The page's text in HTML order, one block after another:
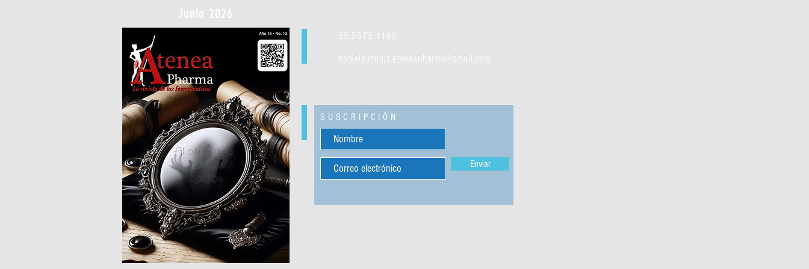
Junio 2026
55 5575 1100
SUSCRIPCIÓN
Enviar
daniela.muniz.ateneapharma@gmail.com